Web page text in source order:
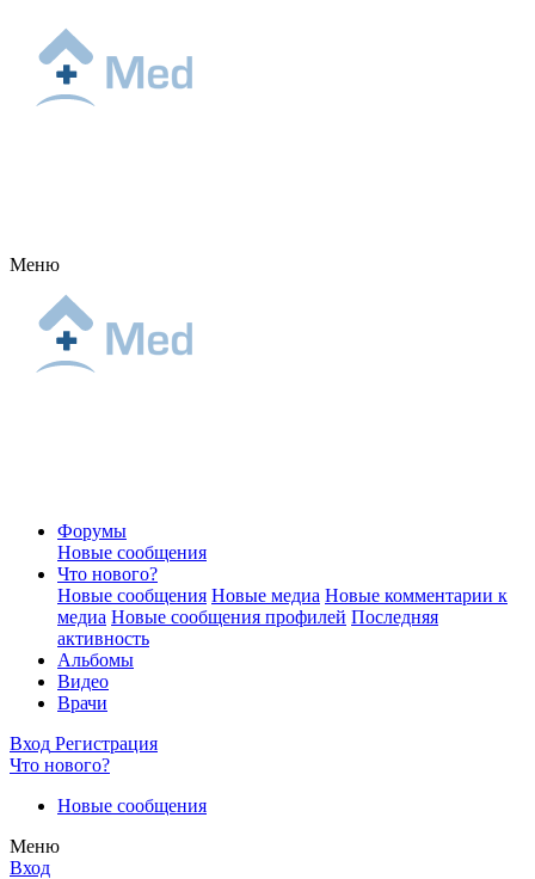
Меню
Форумы
Новые сообщения
Что нового?
Новые сообщения Новые медиа Новые комментарии к
медиа Новые сообщения профилей Последняя
активность
Альбомы
Видео
Врачи
Вход Регистрация
Что нового?
Новые сообщения
Меню
Вход